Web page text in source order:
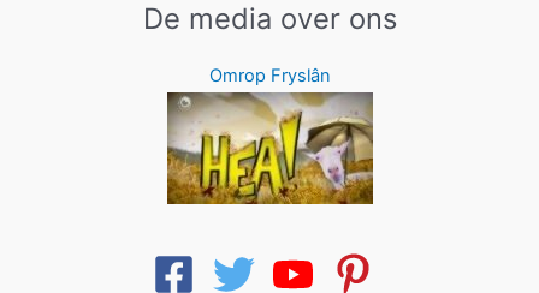
De media over ons
Omrop Fryslân